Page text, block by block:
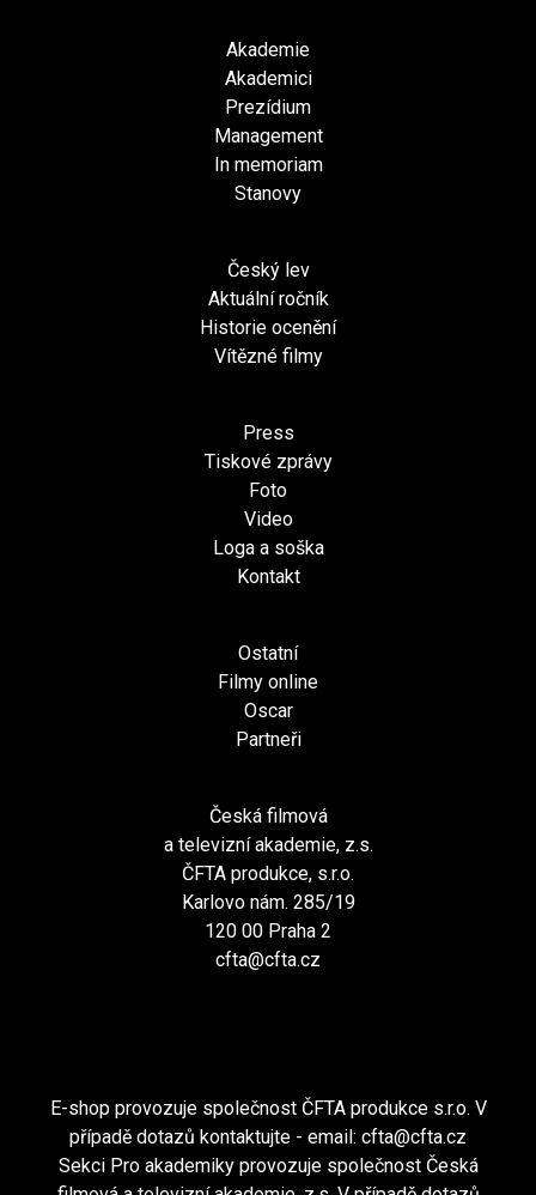
Akademie
Akademici
Prezídium
Management
In memoriam
Stanovy
Český lev
Aktuální ročník
Historie ocenění
Vítězné filmy
Press
Tiskové zprávy
Foto
Video
Loga a soška
Kontakt
Ostatní
Filmy online
Oscar
Partneři
Česká filmová
a televizní akademie, z.s.
ČFTA produkce, s.r.o.
Karlovo nám. 285/19
120 00 Praha 2
cfta@cfta.cz
E-shop provozuje společnost ČFTA produkce s.r.o. V
případě dotazů kontaktujte - email: cfta@cfta.cz
Sekci Pro akademiky provozuje společnost Česká